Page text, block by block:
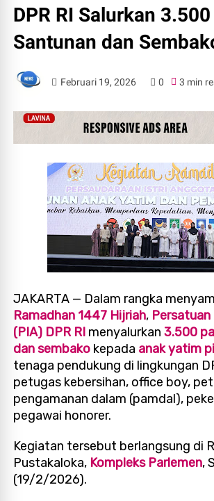
DPR RI Salurkan
Santunan dan
Februari 19, 2026 0 3 min
JAKARTA — Dalam rangka
Ramadhan 1447 Hijriah,
(PIA) DPR RI menyalurkan3.500
dan sembako kepada anak yatim
tenaga pendukung di lingkungan
petugas kebersihan, office boy,
pengamanan dalam (pamdal),
pegawai honorer.
Kegiatan tersebut berlangsung di
Pustakaloka, Kompleks Parlemen,
(19/2/2026).